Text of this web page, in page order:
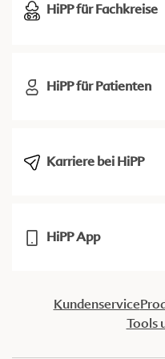
HiPP für Fachkreise
HiPP für Patienten
Karriere bei HiPP
HiPP App
Kundenservice
Tools